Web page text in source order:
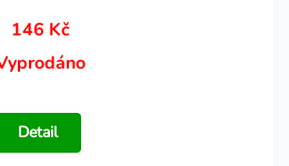
146 Kč
Detail